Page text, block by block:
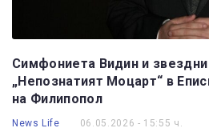
Симфониета Видин и
„Непознатият Моцарт“ в
на Филипопол
News Life 06.05.2026 - 15:55 ч.